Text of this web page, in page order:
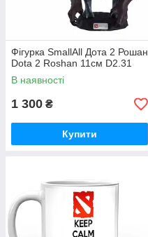
Фігурка SmallAll Дота 2 Рошан
Dota 2 Roshan 11см D2.31
В наявності
1 300 ₴
Купити